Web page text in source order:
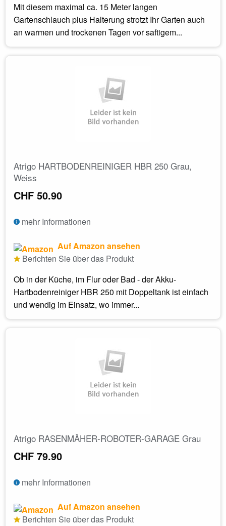
Mit diesem maximal ca. 15 Meter langen
Gartenschlauch plus Halterung strotzt Ihr Garten auch
an warmen und trockenen Tagen vor saftigem...
Atrigo HARTBODENREINIGER HBR 250 Grau,
Weiss
CHF 50.90
mehr Informationen
Auf Amazon ansehen
Berichten Sie über das Produkt
Ob in der Küche, im Flur oder Bad - der Akku-
Hartbodenreiniger HBR 250 mit Doppeltank ist einfach
und wendig im Einsatz, wo immer...
Atrigo RASENMÄHER-ROBOTER-GARAGE Grau
CHF 79.90
mehr Informationen
Auf Amazon ansehen
Berichten Sie über das Produkt